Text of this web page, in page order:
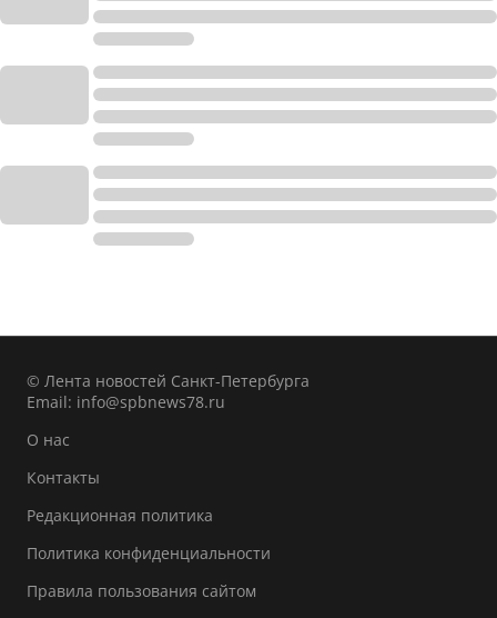
© Лента новостей Санкт-Петербурга
Email: info@spbnews78.ru
О нас
Контакты
Редакционная политика
Политика конфиденциальности
Правила пользования сайтом